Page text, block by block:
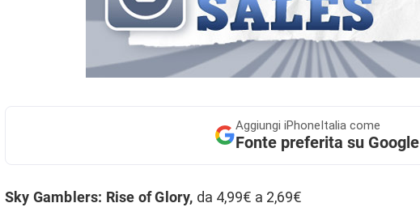
Aggiungi iPhoneItalia come
Fonte preferita su Google
Sky Gamblers: Rise of Glory, da 4,99€ a 2,69€